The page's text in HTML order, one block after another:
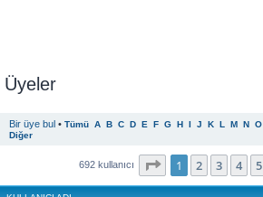
Üyeler
Bir üye bul • Tümü A B C D E F G H I J K L M N O
Diğer
692 kullanıcı . sayfa (Toplam28
1 2 3 4 5